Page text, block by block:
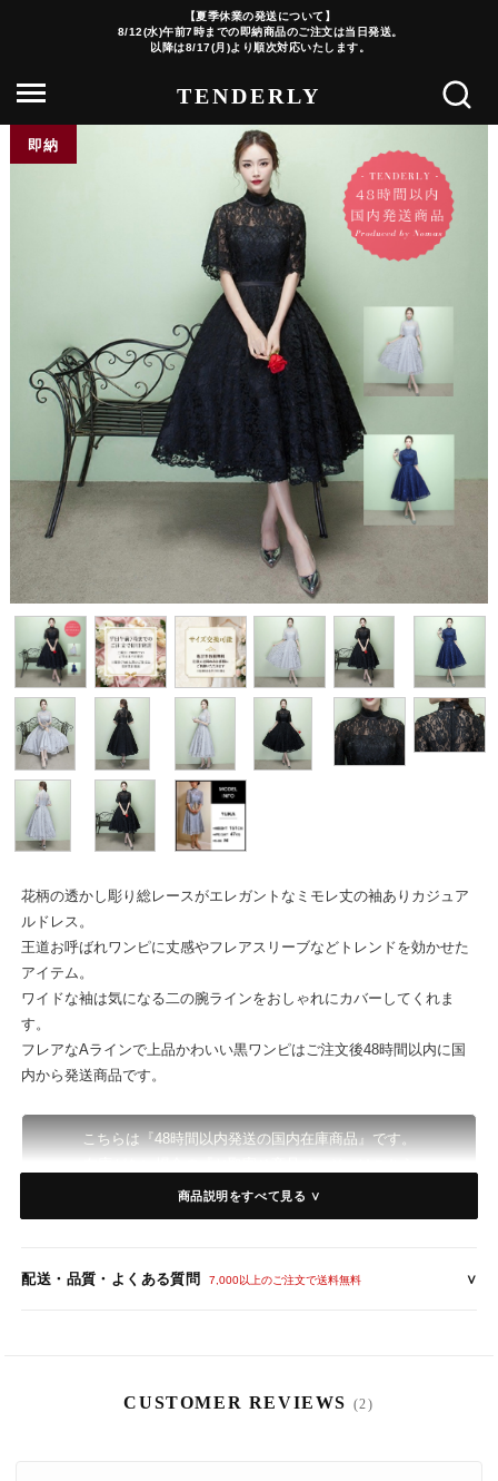
【夏季休業の発送について】
8/12(水)午前7時までの即納商品のご注文は当日発送。
以降は8/17(月)より順次対応いたします。
即納
花柄の透かし彫り総レースがエレガントなミモレ丈の袖ありカジュア
ルドレス。
王道お呼ばれワンピに丈感やフレアスリーブなどトレンドを効かせた
アイテム。
ワイドな袖は気になる二の腕ラインをおしゃれにカバーしてくれま
す。
フレアなAラインで上品かわいい黒ワンピはご注文後48時間以内に国
内から発送商品です。
こちらは『48時間以内発送の国内在庫商品』です。
↓ ↓ ↓
結婚式にオススメ 総レースミモレ丈フレア半袖ワン
商品説明をすべて見る ∨
配送・品質・よくある質問 7,000以上のご注文で送料無料 ∨
CUSTOMER REVIEWS (2)